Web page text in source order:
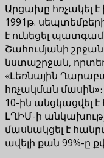
Արցախը հռչակել
1991թ.
է ունեցել
Շահումյանի
նստաշրջան,
«Լեռնային
հռչակման
10-ին անցկացվել
ԼՂԻՄ-ի
մասնակցել է
ավելի քան 99%-ը